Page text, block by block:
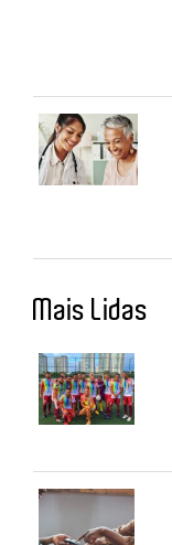
Mais Lidas